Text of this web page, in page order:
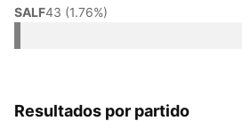
SALF43 (1.76%)
Resultados por partido